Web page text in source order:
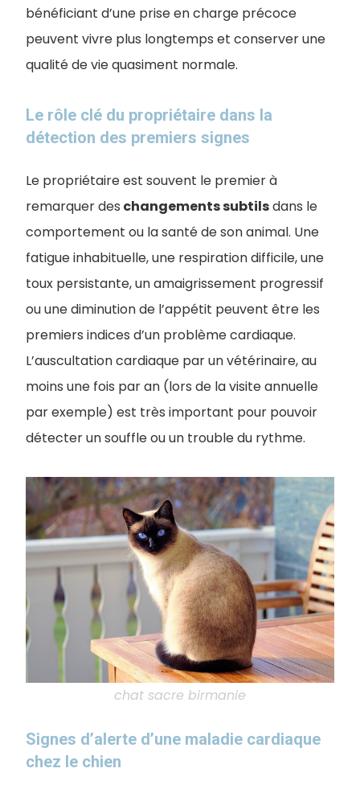
bénéficiant d’une prise en charge précoce
peuvent vivre plus longtemps et conserver une
qualité de vie quasiment normale.
Le rôle clé du propriétaire dans la
détection des premiers signes
Le propriétaire est souvent le premier à
remarquer des changements subtilsdans le
comportement ou la santé de son animal. Une
fatigue inhabituelle, une respiration difficile, une
toux persistante, un amaigrissement progressif
ou une diminution de l’appétit peuvent être les
premiers indices d’un problème cardiaque.
L’auscultation cardiaque par un vétérinaire, au
moins une fois par an (lors de la visite annuelle
par exemple) est très important pour pouvoir
détecter un souffle ou un trouble du rythme.
chat sacre birmanie
Signes d’alerte d’une maladie cardiaque
chez le chien